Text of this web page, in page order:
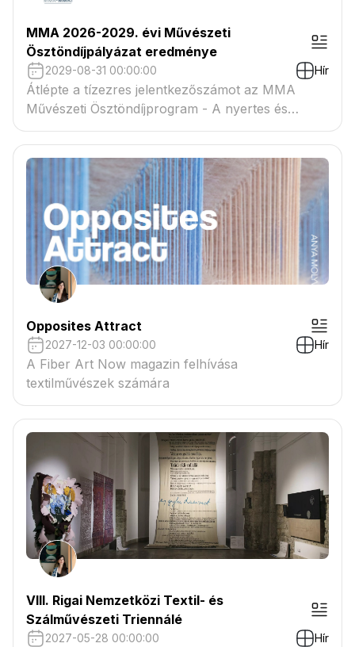
MMA 2026-2029. évi Művészeti
Ösztöndíjpályázat eredménye
2029-08-31 00:00:00 Hír
Átlépte a tízezres jelentkezőszámot az MMA
Művészeti Ösztöndíjprogram - A nyertes és
tartaléklistás pályázók névsora megtekinthető a
csatolmányban
Opposites Attract
2027-12-03 00:00:00 Hír
A Fiber Art Now magazin felhívása
textilművészek számára
VIII. Rigai Nemzetközi Textil- és
Szálművészeti Triennálé
2027-05-28 00:00:00 Hír